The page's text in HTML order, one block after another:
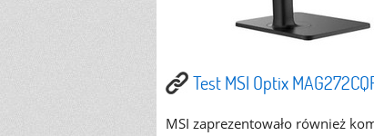
Test MSI Optix
MSI zaprezentowało również